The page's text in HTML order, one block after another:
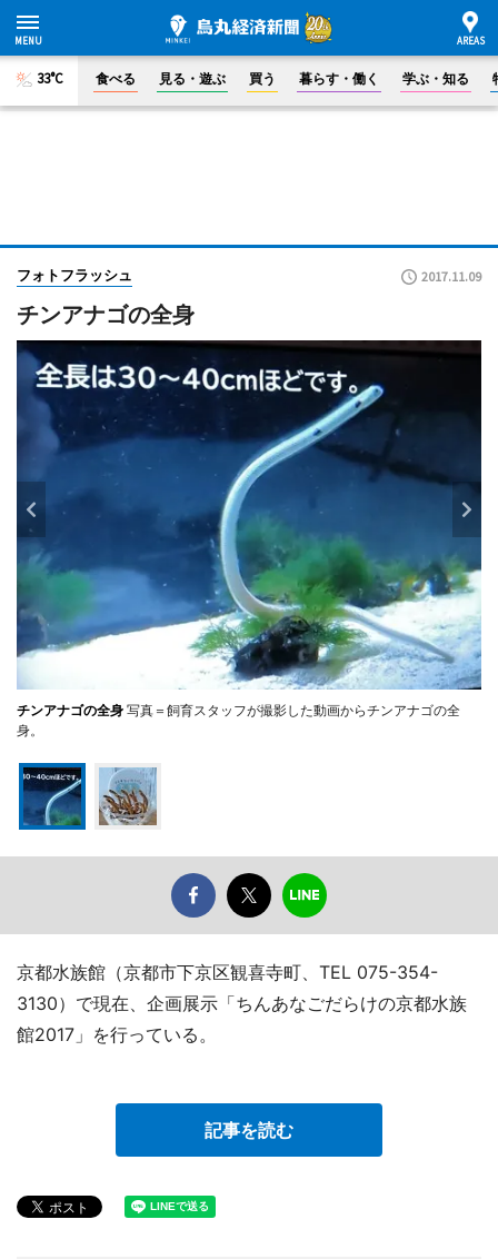
33°C 食べる 見る・遊ぶ 買う 暮らす・働く 学ぶ・知る
フォトフラッシュ 2017.11.09
チンアナゴの全身
チンアナゴの全身 写真＝飼育スタッフが撮影した動画からチンアナゴの全
身。
京都水族館（京都市下京区観喜寺町、TEL 075-354-
3130）で現在、企画展示「ちんあなごだらけの京都水族
館2017」を行っている。
記事を読む